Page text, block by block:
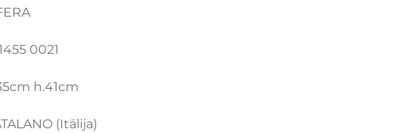
0021
h.41cm
(Itālija)